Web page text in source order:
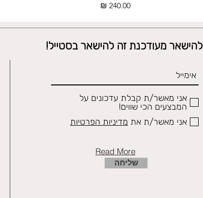
מחיר
להישאר מעודכנת זה להישאר בסטייל!
אני מאשר/ת קבלת עדכונים על
המבצעים הכי שווים!
אני מאשר/ת את מדיניות הפרטיות
שליחה
Read More